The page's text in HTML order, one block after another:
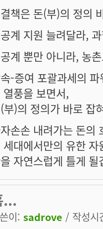
책은 돈(부)의 정의
계 지원 늘려달라,
계 뿐만 아니라, 농
-증여 포괄과세의
열풍을 보면서,
부)의 정의가 바로 잡
손손 내려가는 돈의
세대에서만의 유한
자연스럽게 틀게 될
...
이: sadrove / 작성